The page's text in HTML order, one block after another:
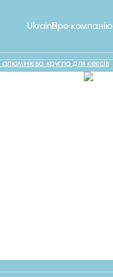
Про компанію
Ukraine
кругла для кексів